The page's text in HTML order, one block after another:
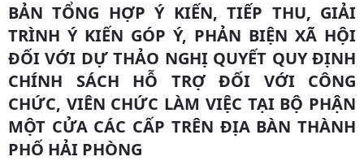
BẢN TỔNG HỢP Ý KIẾN, TIẾP THU, GIẢI
TRÌNH Ý KIẾN GÓP Ý, PHẢN BIỆN XÃ HỘI
ĐỐI VỚI DỰ THẢO NGHỊ QUYẾT QUY ĐỊNH
CHÍNH SÁCH HỖ TRỢ ĐỐI VỚI CÔNG
CHỨC, VIÊN CHỨC LÀM VIỆC TẠI BỘ PHẬN
MỘT CỬA CÁC CẤP TRÊN ĐỊA BÀN THÀNH
PHỐ HẢI PHÒNG